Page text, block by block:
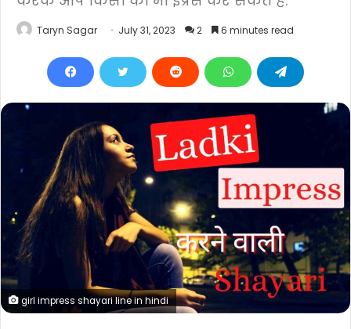
Taryn Sagar July 31, 2023 2 6 minutes read
girl impress shayari line in hindi